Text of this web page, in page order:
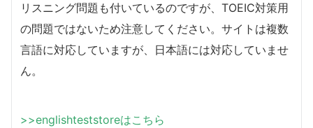
リスニング問題も付いているのですが、TOEIC対策用
の問題ではないため注意してください。サイトは複数
言語に対応していますが、日本語には対応していませ
ん。
>>englishteststoreはこちら